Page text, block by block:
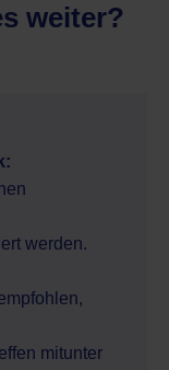
weiter?
werden.
mitunter